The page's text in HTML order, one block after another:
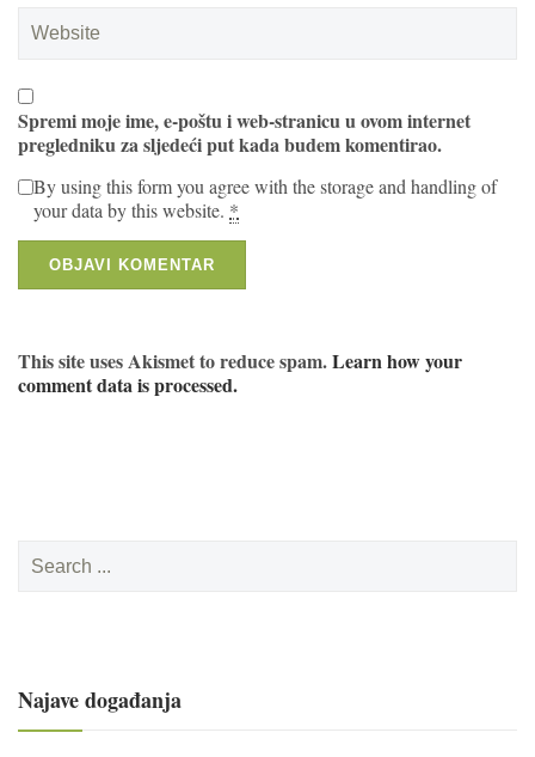
Spremi moje ime, e-poštu i web-stranicu u ovom internet
pregledniku za sljedeći put kada budem komentirao.
By using this form you agree with the storage and handling of
your data by this website. *
This site uses Akismet to reduce spam.Learn how your
comment data is processed.
for:
Najave događanja